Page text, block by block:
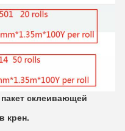
пакет склеивающей
крен.